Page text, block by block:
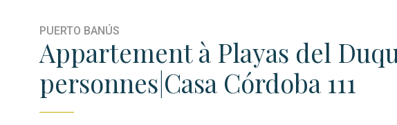
PUERTO BANÚS
Appartement à Playas del
personnes|Casa Córdoba 111